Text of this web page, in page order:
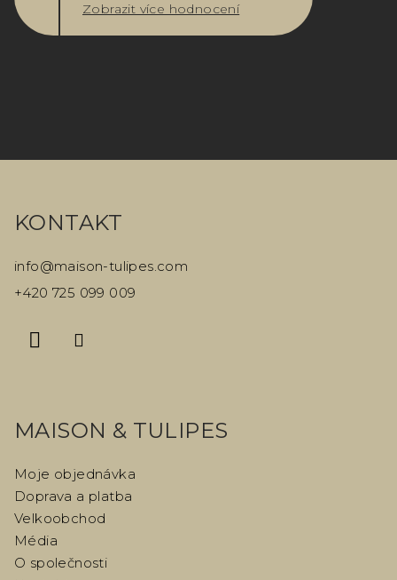
Zobrazit více hodnocení
KONTAKT
info@maison-tulipes.com
+420 725 099 009
MAISON & TULIPES
Moje objednávka
Doprava a platba
Velkoobchod
Média
O společnosti